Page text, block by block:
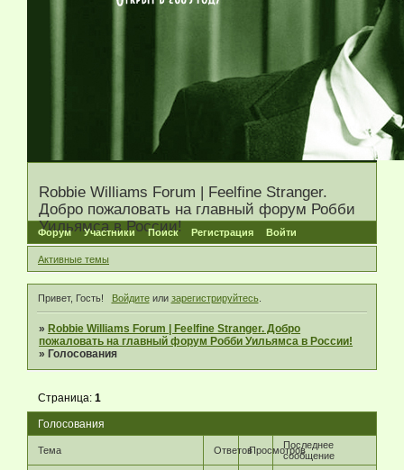
Robbie Williams Forum | Feelfine Stranger.
Добро пожаловать на главный форум Робби
Уильямса в России!
Форум Участники Поиск Регистрация Войти
Активные темы
Привет, Гость! Войдитеили зарегистрируйтесь.
» Robbie Williams Forum | Feelfine Stranger. Добро
пожаловать на главный форум Робби Уильямса в России!
» Голосования
Голосования
Страница:1
Тема ОтветовПросмотровПоследнее
сообщение